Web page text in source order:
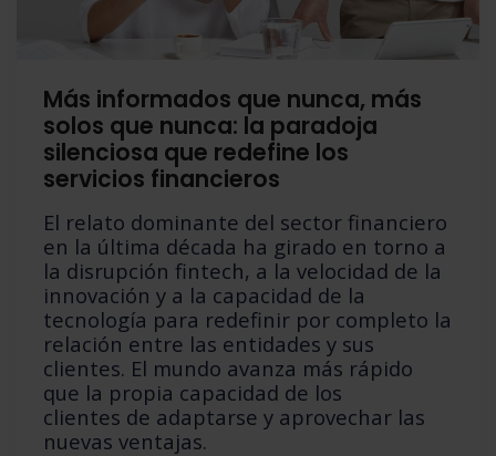
Más informados que nunca, más
solos que nunca: la paradoja
silenciosa que redefine los
servicios financieros
El relato dominante del sector financiero
en la última década ha girado en torno a
la disrupción fintech, a la velocidad de la
innovación y a la capacidad de la
tecnología para redefinir por completo la
relación entre las entidades y sus
clientes. El mundo avanza más rápido
que la propia capacidad de los
clientes de adaptarse y aprovechar las
nuevas ventajas.